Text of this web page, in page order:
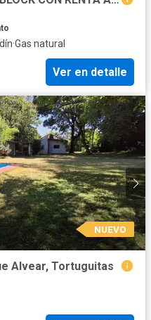
·Gas natural
Ver en detalle
NUEVO
Alvear, Tortuguitas